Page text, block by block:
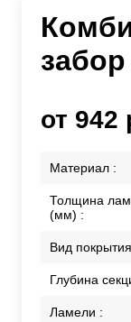
от 942
Материал :
Толщина
(мм) :
Вид
Глубина
Ламели :